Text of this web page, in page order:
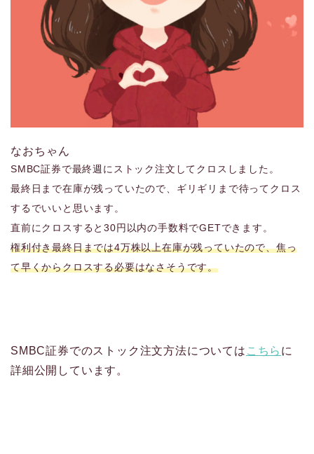
なおちゃん
SMBC証券で最終週にストック注文してクロスしました。
最終日まで在庫が残っていたので、ギリギリまで待ってクロス
するでいいと思います。
直前にクロスすると30円以内の手数料でGETできます。
権利付き最終日までは4万株以上在庫が残っていたので、焦っ
て早くからクロスする必要はなさそうです。
SMBC証券でのストック注文方法については こちら に
詳細公開しています。